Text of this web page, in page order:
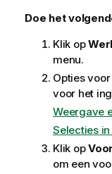
Doe het
Klik op
menu.
Opties
voor het
Weergave
Selecties
Klik op
om een